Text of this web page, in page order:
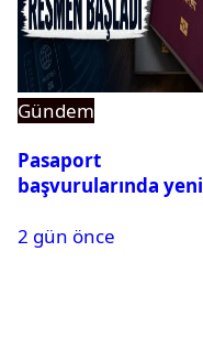
Gündem
Pasaport
başvurularında yeni
2 gün önce